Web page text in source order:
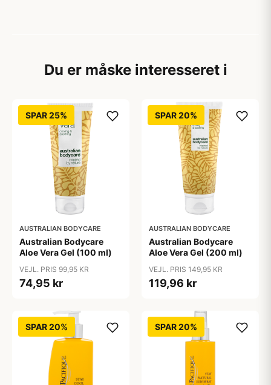
Du er måske interesseret i
SPAR 25%
AUSTRALIAN BODYCARE
Australian Bodycare
Aloe Vera Gel (100 ml)
VEJL. PRIS 99,95 KR
74,95 kr
SPAR 20%
AUSTRALIAN BODYCARE
Australian Bodycare
Aloe Vera Gel (200 ml)
VEJL. PRIS 149,95 KR
119,96 kr
SPAR 20% SPAR 20%